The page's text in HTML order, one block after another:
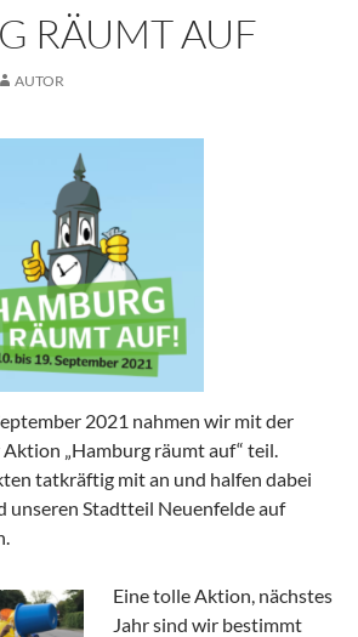
RÄUMT AUF
AUTOR
2021 nahmen wir mit der
Aktion „Hamburg räumt auf“ teil.
tatkräftig mit an und halfen dabei
unseren Stadtteil Neuenfelde auf
Eine tolle Aktion, nächstes
Jahr sind wir bestimmt